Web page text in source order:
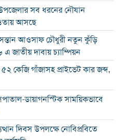
সব ধরনের নৌযান
আসছে
সন্তান আওসাফ চৌধুরী নতুন কুঁড়ি
জাতীয় দাবায় চ্যাম্পিয়ন
কেজি গাঁজাসহ প্রাইভেট কার জব্দ,
ডায়াগনস্টিক সাময়িকভাবে
দিবস উপলক্ষে নোবিপ্রবিতে